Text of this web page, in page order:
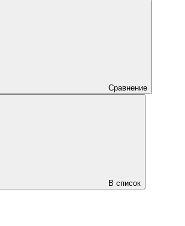
Сравнение
В список